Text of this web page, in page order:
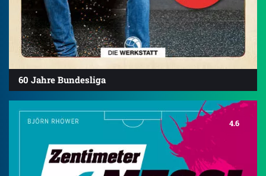
60 Jahre Bundesliga
4.6